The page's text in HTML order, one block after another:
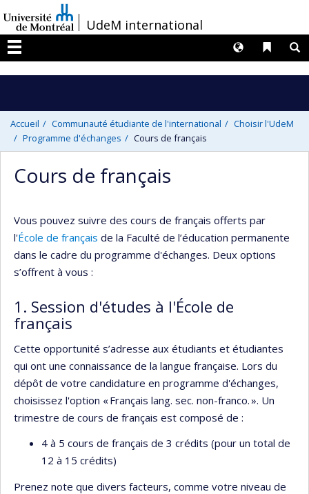
au
contenu
/UdeM international
Menu
Liens
Langues
Accueil Communauté étudiante de l'international
Choisir l'UdeM
Programme d'échanges
Cours de français
Cours de français
Vous pouvez suivre des cours de français offerts par
l'École de français de la Faculté de l’éducation permanente
dans le cadre du programme d'échanges. Deux options
s’offrent à vous :
1. Session d'études à l'École de
français
Cette opportunité s’adresse aux étudiants et étudiantes
qui ont une connaissance de la langue française. Lors du
dépôt de votre candidature en programme d'échanges,
choisissez l'option « Français lang. sec. non-franco. ». Un
trimestre de cours de français est composé de :
4 à 5 cours de français de 3 crédits (pour un total de
12 à 15 crédits)
Prenez note que divers facteurs, comme votre niveau de